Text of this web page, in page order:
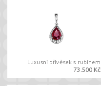
Luxusní přívěsek s rubínem
73.500 Kč